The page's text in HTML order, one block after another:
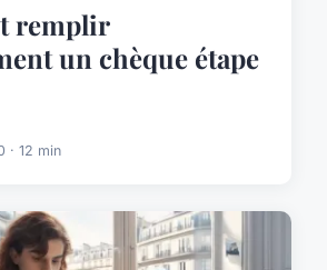
remplir
un chèque étape
· 12 min